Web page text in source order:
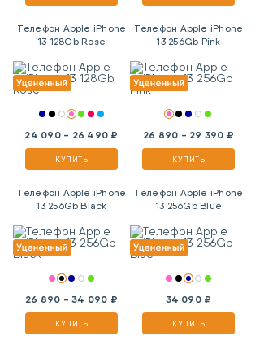
Телефон Apple iPhone
13 128Gb Rose
24 090 - 26 490 ₽
КУПИТЬ
Телефон Apple iPhone
13 256Gb Pink
26 890 - 29 390 ₽
КУПИТЬ
Телефон Apple iPhone
13 256Gb Black
26 890 - 34 090 ₽
КУПИТЬ
Телефон Apple iPhone
13 256Gb Blue
34 090 ₽
КУПИТЬ